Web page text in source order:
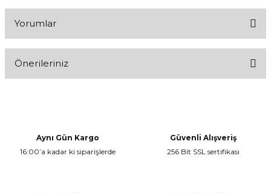
Yorumlar
Önerileriniz
Ürün resmi kalitesiz, bozuk veya görüntülenemiyor.
Aynı Gün Kargo
16:00’a kadar ki siparişlerde
Güvenli Alışveriş
256 Bit SSL sertifikası